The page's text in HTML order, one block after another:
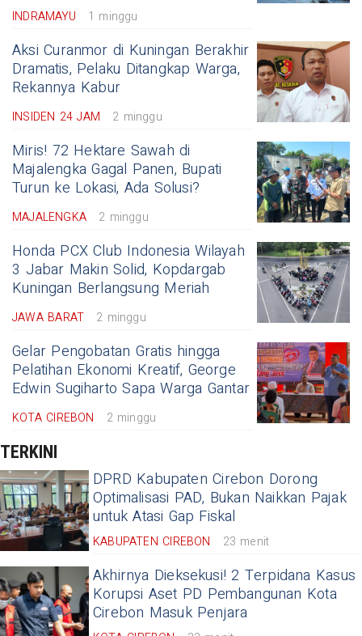
INDRAMAYU 1 minggu
Aksi Curanmor di Kuningan Berakhir
Dramatis, Pelaku Ditangkap Warga,
Rekannya Kabur
INSIDEN 24 JAM 2 minggu
Miris! 72 Hektare Sawah di
Majalengka Gagal Panen, Bupati
Turun ke Lokasi, Ada Solusi?
MAJALENGKA 2 minggu
Honda PCX Club Indonesia Wilayah
3 Jabar Makin Solid, Kopdargab
Kuningan Berlangsung Meriah
JAWA BARAT 2 minggu
Gelar Pengobatan Gratis hingga
Pelatihan Ekonomi Kreatif, George
Edwin Sugiharto Sapa Warga Gantar
KOTA CIREBON 2 minggu
TERKINI
DPRD Kabupaten Cirebon Dorong
Optimalisasi PAD, Bukan Naikkan Pajak
untuk Atasi Gap Fiskal
KABUPATEN CIREBON 23 menit
Akhirnya Dieksekusi! 2 Terpidana Kasus
Korupsi Aset PD Pembangunan Kota
Cirebon Masuk Penjara